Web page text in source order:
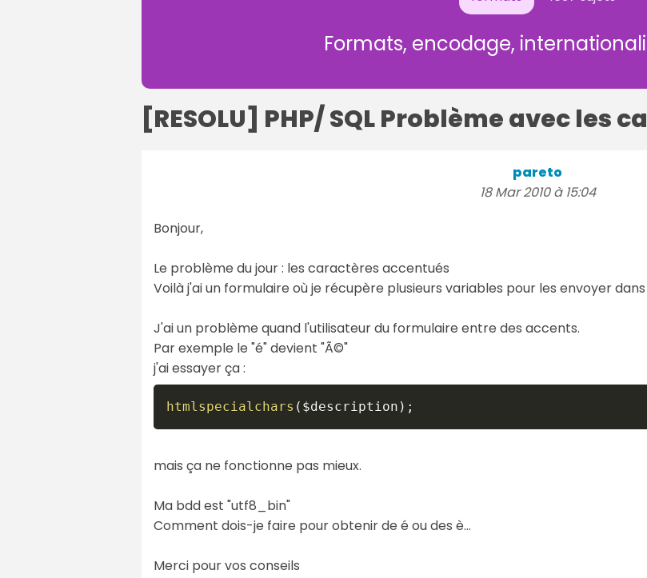
Formats, encodage,
[RESOLU] PHP/ SQL Problème avec les
pareto
18 Mar 2010 à 15:04
Bonjour,
Le problème du jour : les caractères accentués
Voilà j'ai un formulaire où je récupère plusieurs variables pour les envoyer dans
J'ai un problème quand l'utilisateur du formulaire entre des accents.
Par exemple le "é" devient "Ã©"
j'ai essayer ça :
htmlspecialchars ( $description ) ;
mais ça ne fonctionne pas mieux.
Ma bdd est "utf8_bin"
Comment dois-je faire pour obtenir de é ou des è...
Merci pour vos conseils